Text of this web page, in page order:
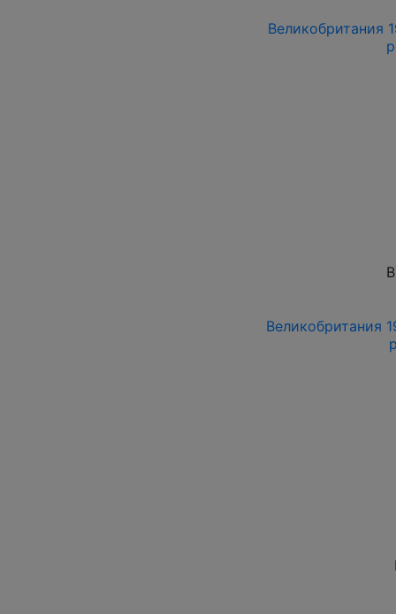
Великобритания
Великобритания